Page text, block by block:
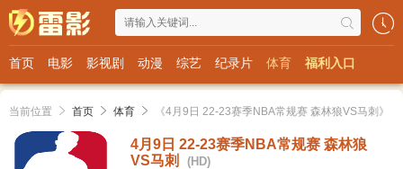
首页 电影 影视剧 动漫 综艺 纪录片 体育 福利入口
当前位置 首页 体育 《4月9日 22-23赛季NBA常规赛 森林狼VS马刺》
4月9日 22-23赛季NBA常规赛 森林狼
VS马刺
(HD)